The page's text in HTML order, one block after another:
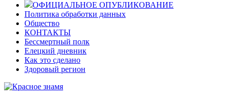
ОФИЦИАЛЬНОЕ ОПУБЛИКОВАНИЕ
Политика обработки данных
Общество
КОНТАКТЫ
Бессмертный полк
Елецкий дневник
Как это сделано
Здоровый регион